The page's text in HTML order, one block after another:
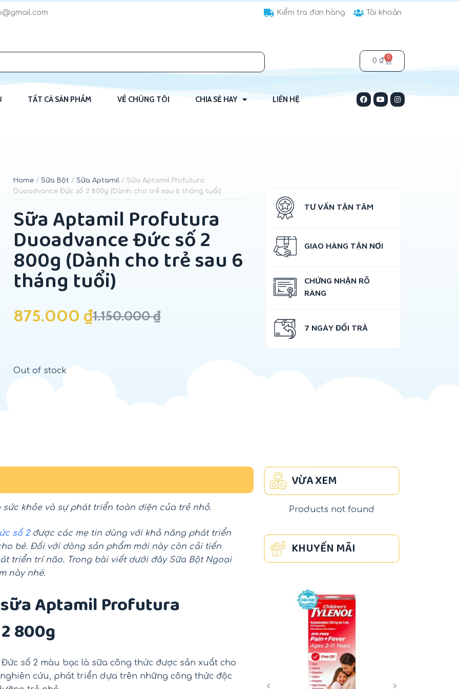
Kiểm tra đơn hàng Tài khoản
0₫ 0
TẤT CẢ SẢN PHẨM VỀ CHÚNG TÔI CHIA SẺ HAY LIÊN HỆ
Home/ Sữa Bột / Sữa Aptamil/ Sữa Aptamil Profutura
Duoadvance Đức số 2 800g (Dành cho trẻ sau 6 tháng tuổi)
Sữa Aptamil Profutura
Duoadvance Đức số 2
800g (Dành cho trẻ sau 6
tháng tuổi)
1.150.000₫
875.000 ₫
Out of stock
TƯ VẤN TẬN TÂM
GIAO HÀNG TẬN NƠI
CHỨNG NHẬN RÕ
RÀNG
7 NGÀY ĐỔI TRẢ
khỏe và sự phát triển toàn diện của trẻ nhỏ.
số 2được các mẹ tin dùng với khả năng phát triển
bé. Đối với dòng sản phẩm mới này còn cải tiến
triển trí não. Trong bài viết dưới đây Sữa Bột Ngoại
này nhé.
Aptamil Profutura
800g
số 2 màu bạc là sữa công thức được sản xuất cho
cứu, phát triển dựa trên những công thức độc
VỪA XEM
Products not found
KHUYẾN MÃI